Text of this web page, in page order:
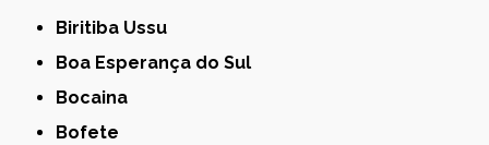
Biritiba Ussu
Boa Esperança do Sul
Bocaina
Bofete